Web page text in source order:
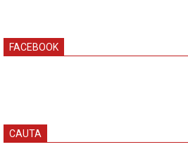
FACEBOOK
CAUTA